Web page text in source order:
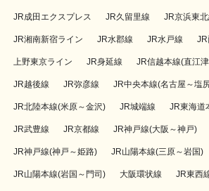
JR成田エクスプレス JR久留里線 JR京浜東
JR湘南新宿ライン JR水郡線 JR水戸線 JR
上野東京ライン JR身延線 JR信越本線(直江
JR越後線 JR弥彦線 JR中央本線(名古屋～塩
JR北陸本線(米原～金沢) JR城端線 JR東海道
JR武豊線 JR京都線 JR神戸線(大阪～神戸)
JR神戸線(神戸～姫路) JR山陽本線(三原～岩国)
JR山陽本線(岩国～門司) 大阪環状線 JR東西